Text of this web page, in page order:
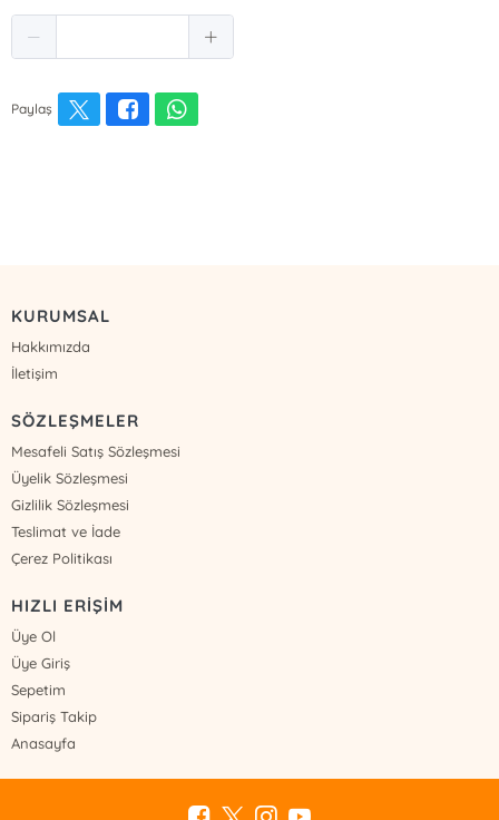
Paylaş
KURUMSAL
Hakkımızda
İletişim
SÖZLEŞMELER
Mesafeli Satış Sözleşmesi
Üyelik Sözleşmesi
Gizlilik Sözleşmesi
Teslimat ve İade
Çerez Politikası
HIZLI ERİŞİM
Üye Ol
Üye Giriş
Sepetim
Sipariş Takip
Anasayfa